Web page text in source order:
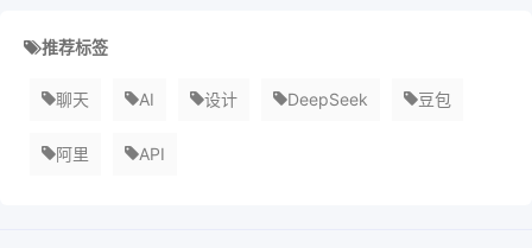
推荐标签
聊天 AI 设计 DeepSeek 豆包
阿里 API